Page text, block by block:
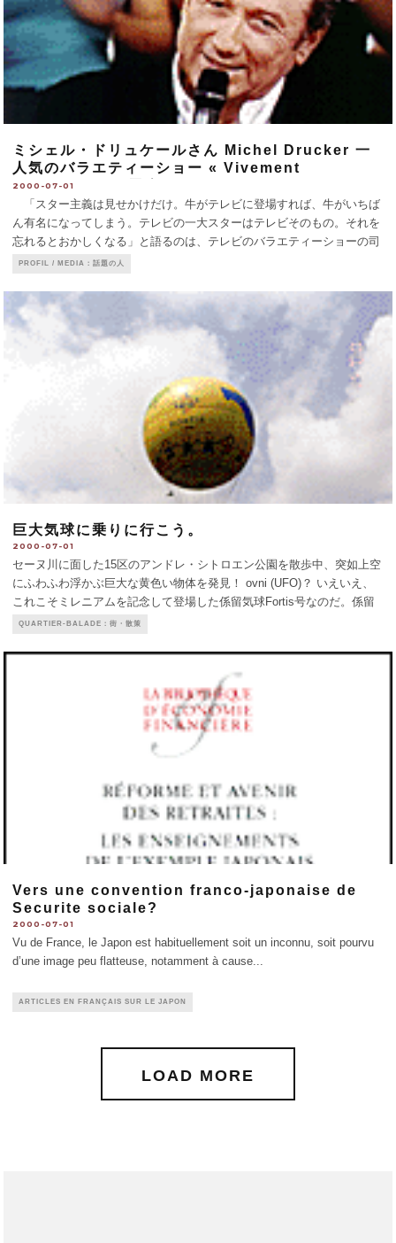
ミシェル・ドリュケールさん Michel Drucker 一
人気のバラエティーショー « Vivement
dimanche » を司会。
2000-07-01
「スター主義は見せかけだけ。牛がテレビに登場すれば、牛がいちば
ん有名になってしまう。テレビの一大スターはテレビそのもの。それを
忘れるとおかしくなる」と語るのは、テレビのバラエティーショーの司
会者として人気が高いミシェル・ドリュケールさん。57歳。 彼が日
PROFIL / MEDIA：話題の人
巨大気球に乗りに行こう。
2000-07-01
セーヌ川に面した15区のアンドレ・シトロエン公園を散歩中、突如上空
にふわふわ浮かぶ巨大な黄色い物体を発見！ ovni (UFO)？ いえいえ、
これこそミレニアムを記念して登場した係留気球Fortis号なのだ。係留
気球は、地上と太いケーブルでつながれていて、熱気の代わりにヘリウ
QUARTIER-BALADE：街・散策
Vers une convention franco-japonaise de
Securite sociale?
2000-07-01
Vu de France, le Japon est habituellement soit un inconnu, soit pourvu
d’une image peu flatteuse, notamment à cause
ARTICLES EN FRANÇAIS SUR LE JAPON
LOAD MORE